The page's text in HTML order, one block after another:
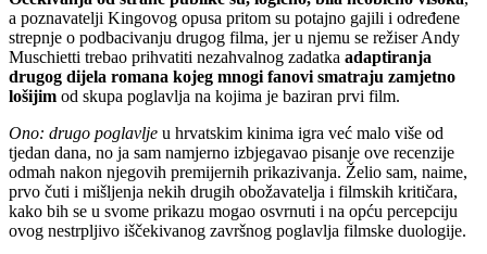
a poznavatelji Kingovog opusa pritom su potajno gajili i određene
strepnje o podbacivanju drugog filma, jer u njemu se režiser Andy
Muschietti trebao prihvatiti nezahvalnog zadatka adaptiranja
drugog dijela romana kojeg mnogi fanovi smatraju zamjetno
lošijim od skupa poglavlja na kojima je baziran prvi film.
Ono: drugo poglavlje u hrvatskim kinima igra već malo više od
tjedan dana, no ja sam namjerno izbjegavao pisanje ove recenzije
odmah nakon njegovih premijernih prikazivanja. Želio sam, naime,
prvo čuti i mišljenja nekih drugih obožavatelja i filmskih kritičara,
kako bih se u svome prikazu mogao osvrnuti i na opću percepciju
ovog nestrpljivo iščekivanog završnog poglavlja filmske duologije.